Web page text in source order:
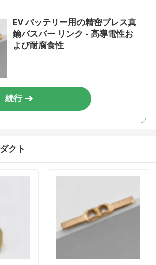
EV バッテリー用の精密プレス真
鍮バスバー リンク - 高導電性お
よび耐腐食性
続行
クト